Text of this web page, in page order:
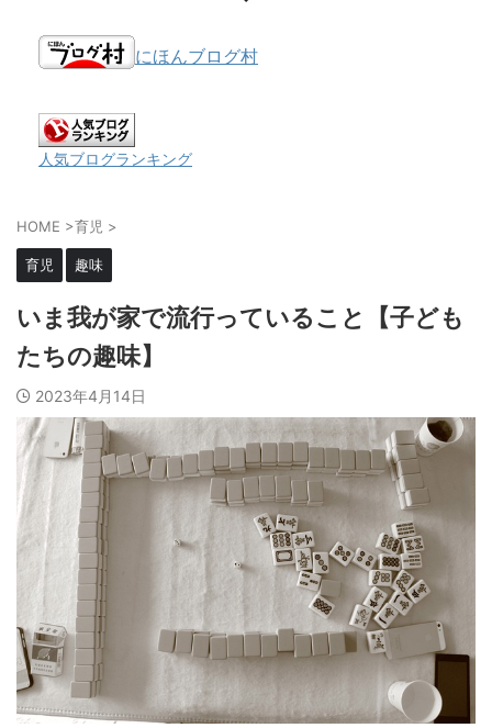
にほんブログ村
人気ブログランキング
HOME >育児 >
育児 趣味
いま我が家で流行っていること【子ども
たちの趣味】
2023年4月14日